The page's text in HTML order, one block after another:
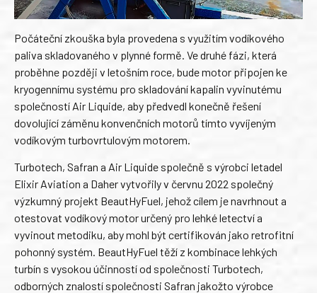
Počáteční zkouška byla provedena s využitím vodíkového
paliva skladovaného v plynné formě. Ve druhé fázi, která
proběhne později v letošním roce, bude motor připojen ke
kryogennímu systému pro skladování kapalin vyvinutému
společností Air Liquide, aby předvedl konečně řešení
dovolující záměnu konvenčních motorů tímto vyvíjeným
vodíkovým turbovrtulovým motorem.
Turbotech, Safran a Air Liquide společně s výrobci letadel
Elixir Aviation a Daher vytvořily v červnu 2022 společný
výzkumný projekt BeautHyFuel, jehož cílem je navrhnout a
otestovat vodíkový motor určený pro lehké letectví a
vyvinout metodiku, aby mohl být certifikován jako retrofitní
pohonný systém. BeautHyFuel těží z kombinace lehkých
turbín s vysokou účinností od společnosti Turbotech,
odborných znalostí společnosti Safran jakožto výrobce